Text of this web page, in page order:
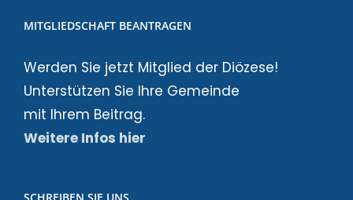
MITGLIEDSCHAFT BEANTRAGEN
Werden Sie jetzt Mitglied der Diözese!
Unterstützen Sie Ihre Gemeinde
mit Ihrem Beitrag.
Weitere Infos hier